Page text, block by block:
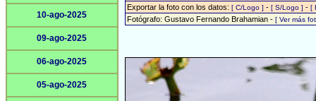
10-ago-2025
09-ago-2025
06-ago-2025
05-ago-2025
Exportar la foto con los datos: [ C/Logo ] - [ S/Logo ] - [
Fotógrafo: Gustavo Fernando Brahamian - [ Ver más